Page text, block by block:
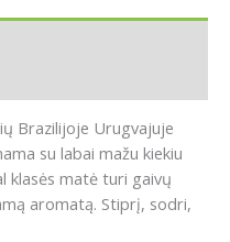
Brazilijoje Urugvajuje
su labai mažu kiekiu
klasės matė turi gaivų
aromatą. Stiprį, sodri,